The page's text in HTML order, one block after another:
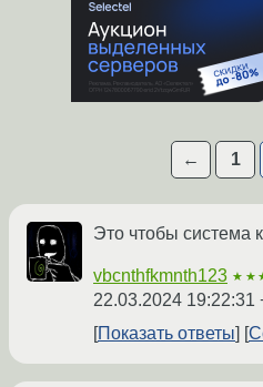
← 1
Это чтобы система
vbcnthfkmnth123
22.03.2024 19:22:31
Показать ответы